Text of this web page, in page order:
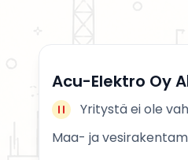
Acu-Elektro Oy
Yritystä ei ole
Maa- ja